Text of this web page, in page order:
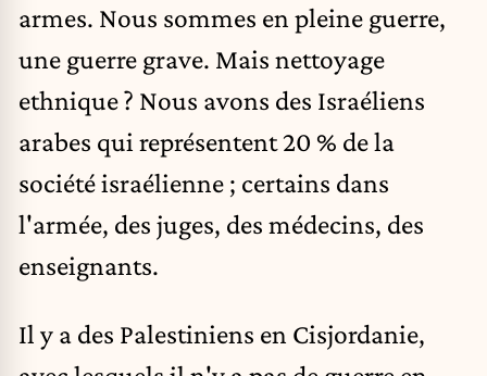
armes. Nous sommes en pleine guerre,
une guerre grave. Mais nettoyage
ethnique ? Nous avons des Israéliens
arabes qui représentent 20 % de la
société israélienne ; certains dans
l'armée, des juges, des médecins, des
enseignants.
Il y a des Palestiniens en Cisjordanie,